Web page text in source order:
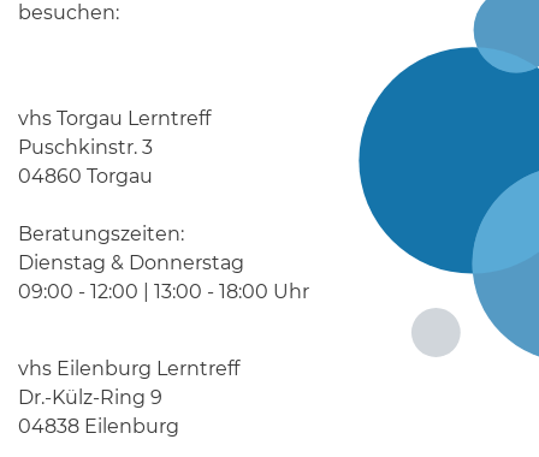
besuchen:
vhs Torgau Lerntreff
Puschkinstr. 3
04860 Torgau
Beratungszeiten:
Dienstag & Donnerstag
09:00 - 12:00 | 13:00 - 18:00 Uhr
vhs Eilenburg Lerntreff
Dr.-Külz-Ring 9
04838 Eilenburg